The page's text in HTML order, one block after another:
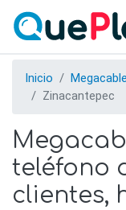
Inicio Megacable
Zinacantepec
teléfono
clientes,